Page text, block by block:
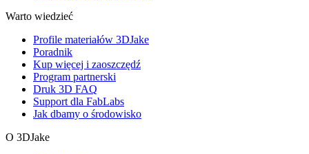
Warto wiedzieć
Profile materiałów 3DJake
Poradnik
Kup więcej i zaoszczędź
Program partnerski
Druk 3D FAQ
Support dla FabLabs
Jak dbamy o środowisko
O 3DJake